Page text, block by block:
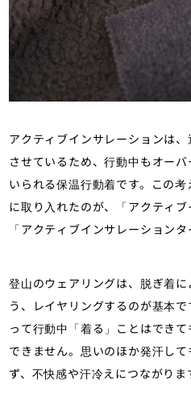
アクティブインサレーションは
させているため、行動中もオー
いられる保温行動着です。この
に取り入れたのが、「アクティ
「アクティブインサレーションタ
登山のウェアリングは、脱ぎ着
う、レイヤリングするのが基本
って行動中「着る」ことはでき
できません。思いのほか発汗し
ず、不快感や汗冷えにつながりま